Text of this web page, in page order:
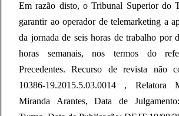
Em razão disto, o Tribunal Superior do
garantir ao operador de telemarketing a
da jornada de seis horas de trabalho por
horas semanais, nos termos do
Precedentes. Recurso de revista não
10386-19.2015.5.03.0014 , Relatora
Miranda Arantes, Data de